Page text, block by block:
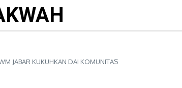
JABAR KUKUHKAN DAI KOMUNITAS